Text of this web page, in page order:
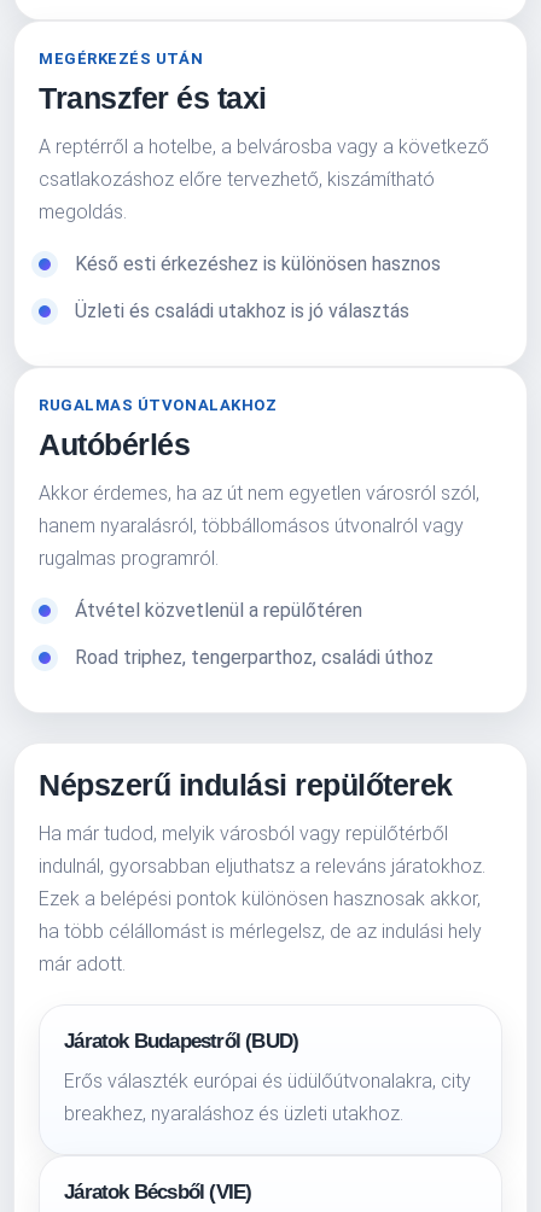
MEGÉRKEZÉS UTÁN
Transzfer és taxi
A reptérről a hotelbe, a belvárosba vagy a következő
csatlakozáshoz előre tervezhető, kiszámítható
megoldás.
Késő esti érkezéshez is különösen hasznos
Üzleti és családi utakhoz is jó választás
RUGALMAS ÚTVONALAKHOZ
Autóbérlés
Akkor érdemes, ha az út nem egyetlen városról szól,
hanem nyaralásról, többállomásos útvonalról vagy
rugalmas programról.
Átvétel közvetlenül a repülőtéren
Road triphez, tengerparthoz, családi úthoz
Népszerű indulási repülőterek
Ha már tudod, melyik városból vagy repülőtérből
indulnál, gyorsabban eljuthatsz a releváns járatokhoz.
Ezek a belépési pontok különösen hasznosak akkor,
ha több célállomást is mérlegelsz, de az indulási hely
már adott.
Járatok Budapestről (BUD)
Erős választék európai és üdülőútvonalakra, city
breakhez, nyaraláshoz és üzleti utakhoz.
Járatok Bécsből (VIE)